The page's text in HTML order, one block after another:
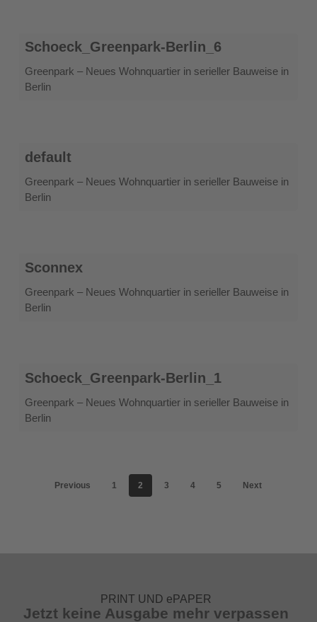
Schoeck_Greenpark-
Berlin_6
Schoeck_Greenpark-Berlin_6
Greenpark – Neues Wohnquartier in serieller Bauweise in
Berlin
default
default
Greenpark – Neues Wohnquartier in serieller Bauweise in
Berlin
Sconnex
Sconnex
Greenpark – Neues Wohnquartier in serieller Bauweise in
Berlin
Schoeck_Greenpark-
Berlin_1
Schoeck_Greenpark-Berlin_1
Greenpark – Neues Wohnquartier in serieller Bauweise in
Berlin
Previous 1 2 3 4 5 Next
PRINT UND ePAPER
Jetzt keine Ausgabe mehr verpassen